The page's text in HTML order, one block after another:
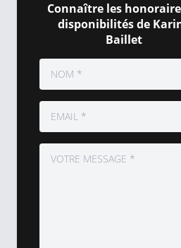
Connaître les
disponibilités de
Baillet